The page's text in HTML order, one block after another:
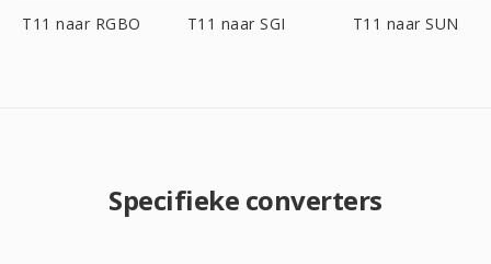
T11 naar RGBO T11 naar SGI T11 naar SUN
Specifieke converters